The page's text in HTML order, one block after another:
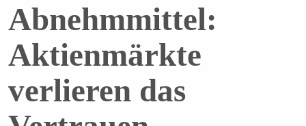
Abnehmmittel:
Aktienmärkte
verlieren das